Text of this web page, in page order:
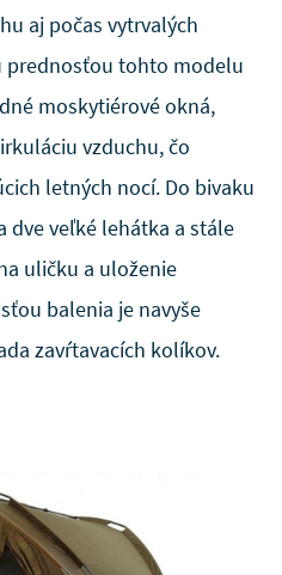
aj počas vytrvalých
prednosťou tohto modelu
moskytiérové okná,
vzduchu, čo
letných nocí. Do bivaku
dve veľké lehátka a stále
uličku a uloženie
balenia je navyše
zavŕtavacích kolíkov.